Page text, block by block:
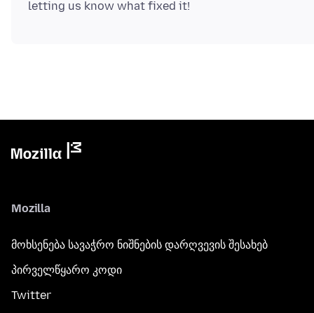
Mozilla
მოხსენება სავაჭრო ნიშნების დარღვევის შესახებ
პირველწყარო კოდი
Twitter